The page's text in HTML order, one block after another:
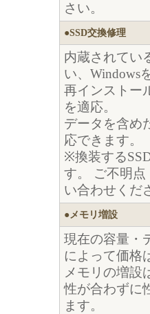
さい。
●SSD交換修理
内蔵されてい
い、Windows
再インストー
を適応。
データを含め
応できます。
※換装する
す。 ご不明
い合わせくだ
●メモリ増設
現在の容量・
によって価格
メモリの増設
性が合わずに
ます。